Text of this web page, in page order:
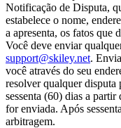
Notificação de Disputa,
estabelece o nome,
a apresenta, os fatos que
Você deve enviar
support@skiley.net.
você através do seu
resolver qualquer
sessenta (60) dias a
for enviada. Após
arbitragem.